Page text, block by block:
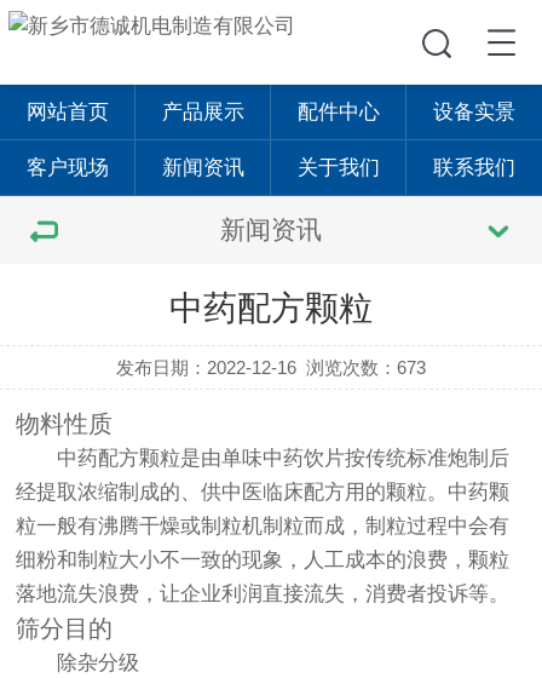
网站首页 产品展示 配件中心 设备实景
客户现场 新闻资讯 关于我们 联系我们
新闻资讯
中药配方颗粒
发布日期：2022-12-16 浏览次数：673
物料性质
中药配方颗粒是由单味中药饮片按传统标准炮制后
经提取浓缩制成的、供中医临床配方用的颗粒。中药颗
粒一般有沸腾干燥或制粒机制粒而成，制粒过程中会有
细粉和制粒大小不一致的现象，人工成本的浪费，颗粒
落地流失浪费，让企业利润直接流失，消费者投诉等。
筛分目的
除杂分级